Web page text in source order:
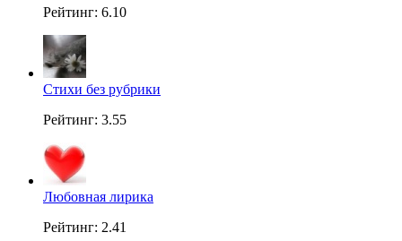
Рейтинг: 6.10
Стихи без рубрики
Рейтинг: 3.55
Любовная лирика
Рейтинг: 2.41